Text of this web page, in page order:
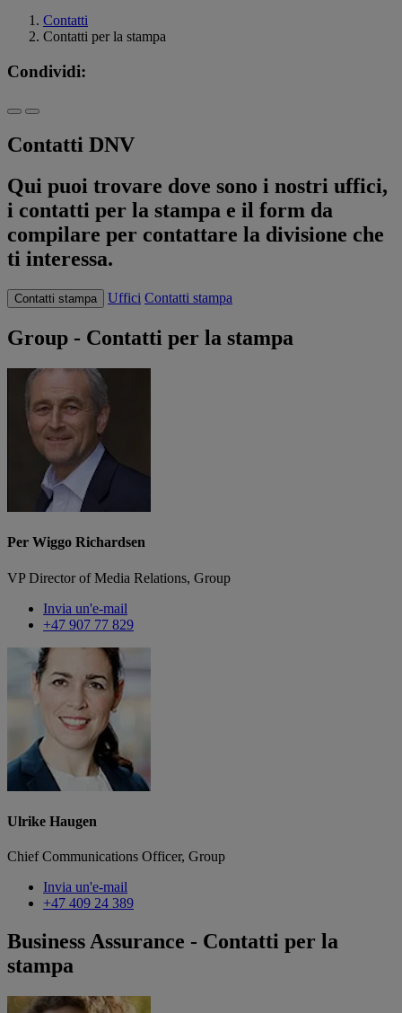
Contatti
Contatti per la stampa
Condividi:
Contatti DNV
Qui puoi trovare dove sono i nostri uffici,
i contatti per la stampa e il form da
compilare per contattare la divisione che
ti interessa.
Contatti stampa Uffici Contatti stampa
Group - Contatti per la stampa
Per Wiggo Richardsen
VP Director of Media Relations, Group
Invia un'e-mail
+47 907 77 829
Ulrike Haugen
Chief Communications Officer, Group
Invia un'e-mail
+47 409 24 389
Business Assurance - Contatti per la
stampa